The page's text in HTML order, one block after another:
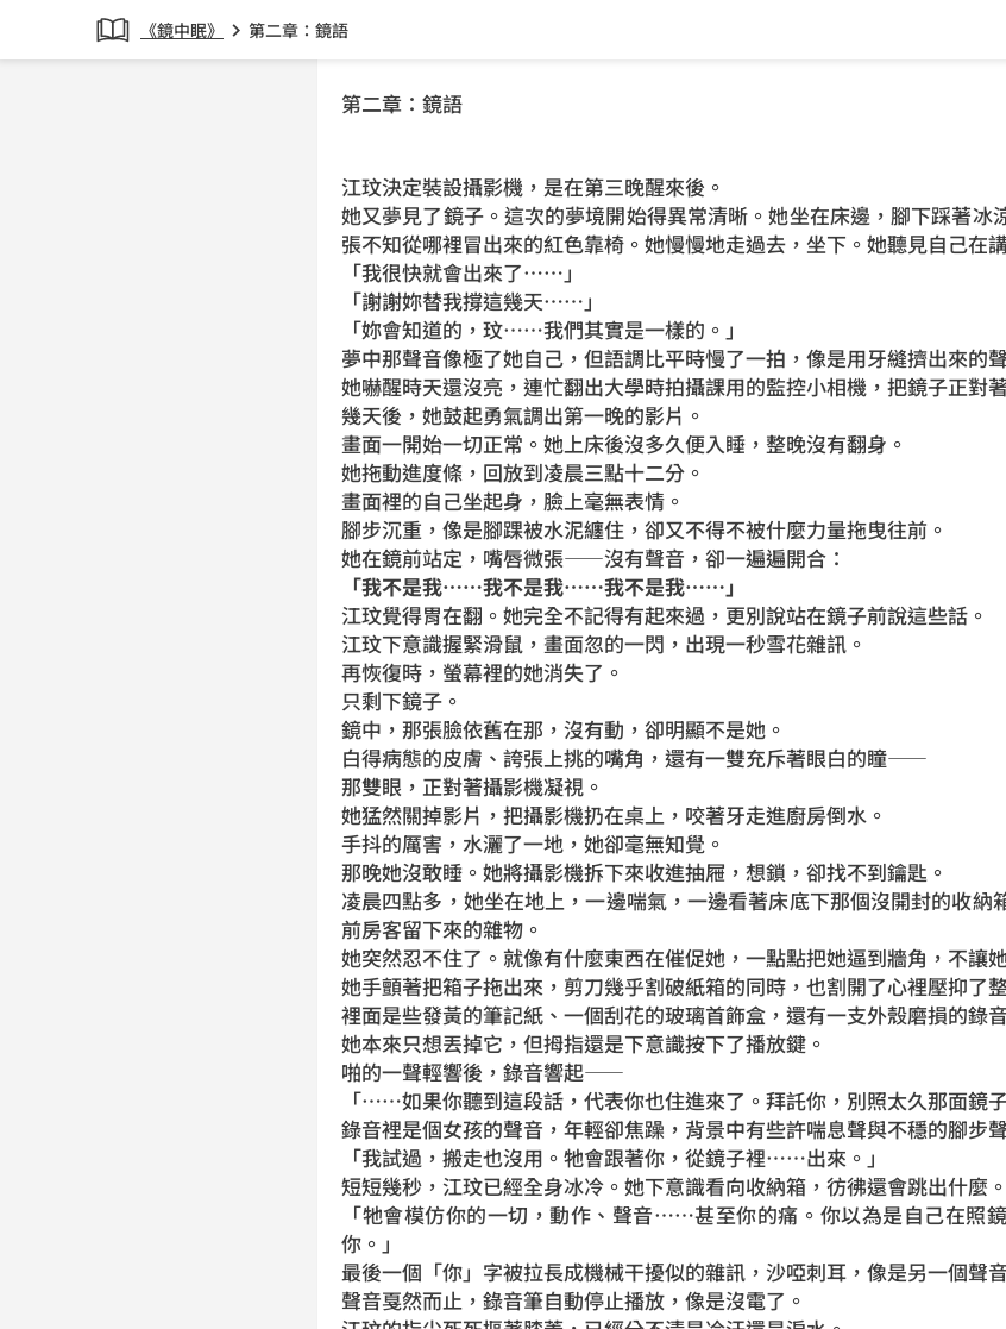
《鏡中眠》 chevron_right 第二章：鏡語
第二章：鏡語
江玟決定裝設攝影機，是在第三晚醒來後。
她又夢見了鏡子。這次的夢境開始得異常清晰。她坐在床邊，腳下踩著冰
張不知從哪裡冒出來的紅色靠椅。她慢慢地走過去，坐下。她聽見自己在
「我很快就會出來了……」
「謝謝妳替我撐這幾天……」
「妳會知道的，玟……我們其實是一樣的。」
夢中那聲音像極了她自己，但語調比平時慢了一拍，像是用牙縫擠出來的
她嚇醒時天還沒亮，連忙翻出大學時拍攝課用的監控小相機，把鏡子正對
幾天後，她鼓起勇氣調出第一晚的影片。
畫面一開始一切正常。她上床後沒多久便入睡，整晚沒有翻身。
她拖動進度條，回放到凌晨三點十二分。
畫面裡的自己坐起身，臉上毫無表情。
腳步沉重，像是腳踝被水泥纏住，卻又不得不被什麼力量拖曳往前。
她在鏡前站定，嘴唇微張——沒有聲音，卻一遍遍開合：
「我不是我……我不是我……我不是我……」
江玟覺得胃在翻。她完全不記得有起來過，更別說站在鏡子前說這些話。
江玟下意識握緊滑鼠，畫面忽的一閃，出現一秒雪花雜訊。
再恢復時，螢幕裡的她消失了。
只剩下鏡子。
鏡中，那張臉依舊在那，沒有動，卻明顯不是她。
白得病態的皮膚、誇張上挑的嘴角，還有一雙充斥著眼白的瞳——
那雙眼，正對著攝影機凝視。
她猛然關掉影片，把攝影機扔在桌上 ，咬著牙走進廚房倒水。
手抖的厲害，水灑了一地，她卻毫無知覺。
那晚她沒敢睡。她將攝影機拆下來收進抽屜，想鎖，卻找不到鑰匙。
凌晨四點多，她坐在地上，一邊喘氣，一邊看著床底下那個沒開封的收
前房客留下來的雜物。
她突然忍不住了。就像有什麼東西在催促她，一點點把她逼到牆角，不讓
她手顫著把箱子拖出來，剪刀幾乎割破紙箱的同時，也割開了心裡壓抑了
裡面是些發黃的筆記紙、一個刮花的玻璃首飾盒，還有一支外殼磨損的錄
她本來只想丟掉它，但拇指還是下意識按下了播放鍵。
啪的一聲輕響後，錄音響起——
「……如果你聽到這段話，代表你也住進來了。拜託你，別照太久那面鏡子
錄音裡是個女孩的聲音，年輕卻焦躁，背景中有些許喘息聲與不穩的腳步
「我試過，搬走也沒用。牠會跟著你，從鏡子裡……出來。」
短短幾秒，江玟已經全身冰冷。她下意識看向收納箱，彷彿還會跳出什麼。
「牠會模仿你的一切，動作、聲音……甚至你的痛。你以為是自己在照
你。」
最後一個「你」字被拉長成機械干擾似的雜訊，沙啞刺耳，像是另一個聲
聲音戛然而止，錄音筆自動停止播放，像是沒電了。